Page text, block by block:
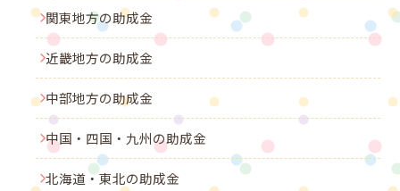
関東地方の助成金
近畿地方の助成金
中部地方の助成金
中国・四国・九州の助成金
北海道・東北の助成金